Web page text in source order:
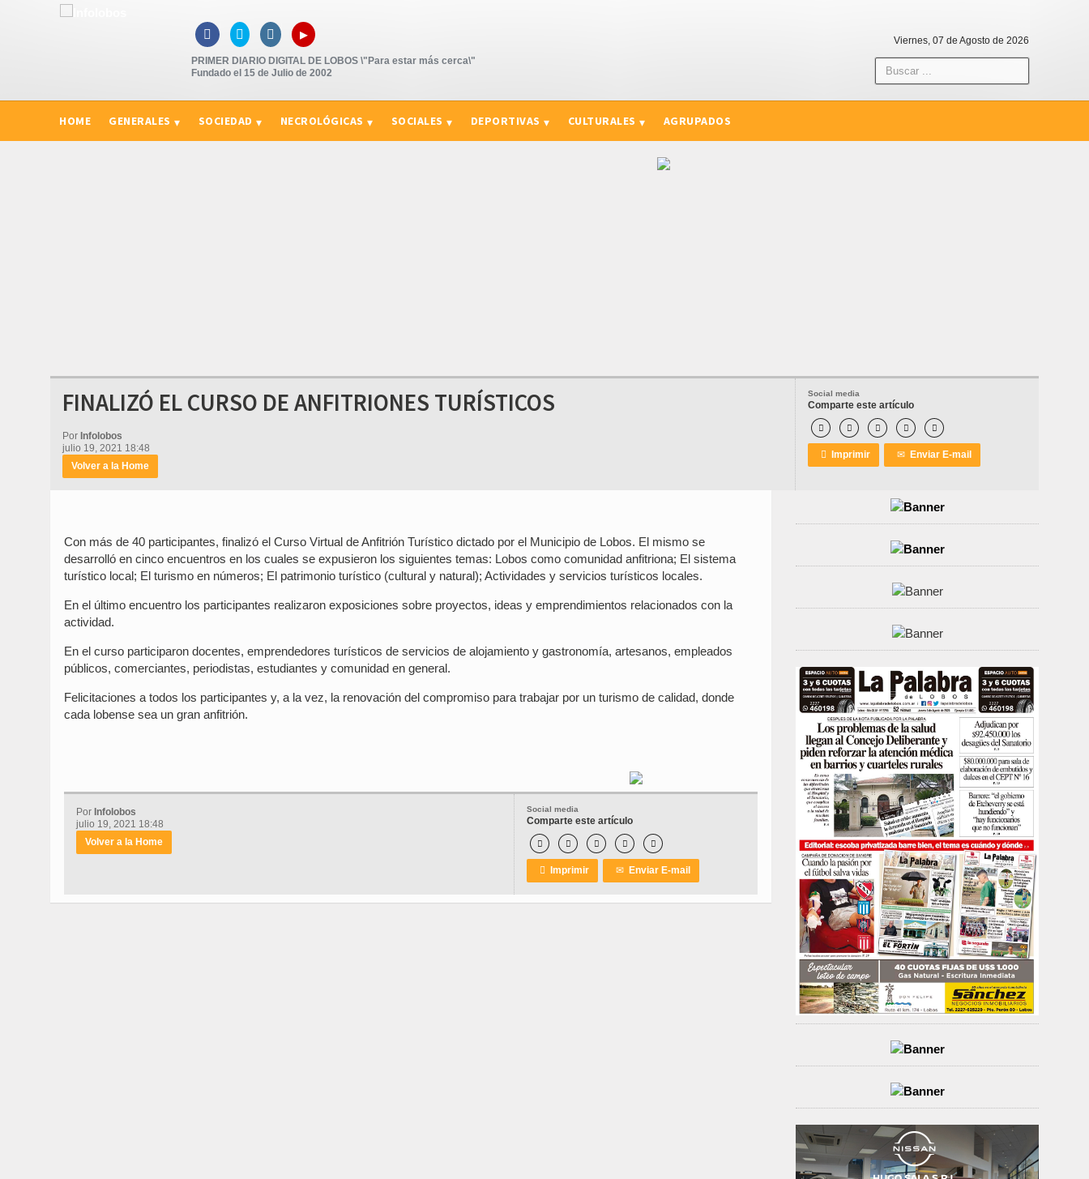
   ▸
PRIMER DIARIO DIGITAL DE LOBOS \"Para estar más cerca\"
Fundado el 15 de Julio de 2002
Viernes, 07 de Agosto de 2026
HOME GENERALES SOCIEDAD NECROLÓGICAS SOCIALES DEPORTIVAS CULTURALES AGRUPADOS
Social media
Comparte este artículo
    
 Imprimir ✉ Enviar E-mail
FINALIZÓ EL CURSO DE ANFITRIONES TURÍSTICOS
Por Infolobos
julio 19, 2021 18:48
Volver a la Home
Con más de 40 participantes, finalizó el Curso Virtual de Anfitrión Turístico dictado por el Municipio de Lobos. El mismo se
desarrolló en cinco encuentros en los cuales se expusieron los siguientes temas: Lobos como comunidad anfitriona; El sistema
turístico local; El turismo en números; El patrimonio turístico (cultural y natural); Actividades y servicios turísticos locales.
En el último encuentro los participantes realizaron exposiciones sobre proyectos, ideas y emprendimientos relacionados con la
actividad.
En el curso participaron docentes, emprendedores turísticos de servicios de alojamiento y gastronomía, artesanos, empleados
públicos, comerciantes, periodistas, estudiantes y comunidad en general.
Felicitaciones a todos los participantes y, a la vez, la renovación del compromiso para trabajar por un turismo de calidad, donde
cada lobense sea un gran anfitrión.
Social media
Comparte este artículo
    
 Imprimir ✉ Enviar E-mail
Por Infolobos
julio 19, 2021 18:48
Volver a la Home